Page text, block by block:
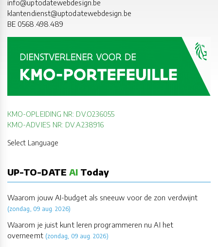
info@uptodatewebdesign.be
klantendienst@uptodatewebdesign.be
BE 0568.498.489
KMO-OPLEIDING NR: DV.O236055
KMO-ADVIES NR: DV.A238916
Select Language
UP-TO-DATE AI Today
Waarom jouw AI-budget als sneeuw voor de zon verdwijnt
(zondag, 09 aug. 2026)
Waarom je juist kunt leren programmeren nu AI het
overneemt (zondag, 09 aug. 2026)